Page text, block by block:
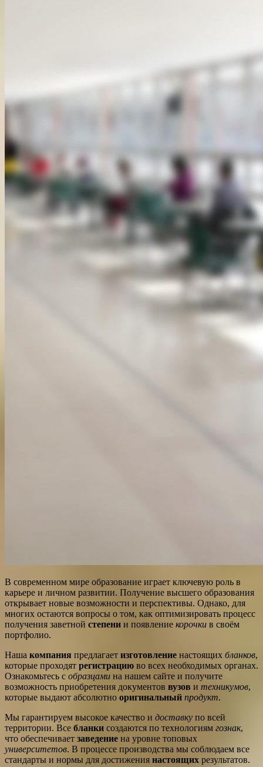
В современном мире образование играет ключевую роль в
карьере и личном развитии. Получение высшего образования
открывает новые возможности и перспективы. Однако, для
многих остаются вопросы о том, как оптимизировать процесс
получения заветной степени и появление корочки в своём
портфолио.
Наша компания предлагает изготовление настоящих бланков,
которые проходят регистрацию во всех необходимых органах.
Ознакомьтесь с образцами на нашем сайте и получите
возможность приобретения документов вузов и техникумов,
которые выдают абсолютно оригинальный продукт.
Мы гарантируем высокое качество и доставку по всей
территории. Все бланки создаются по технологиям гознак,
что обеспечивает заведение на уровне топовых
университетов. В процессе производства мы соблюдаем все
стандарты и нормы для достижения настоящих результатов.